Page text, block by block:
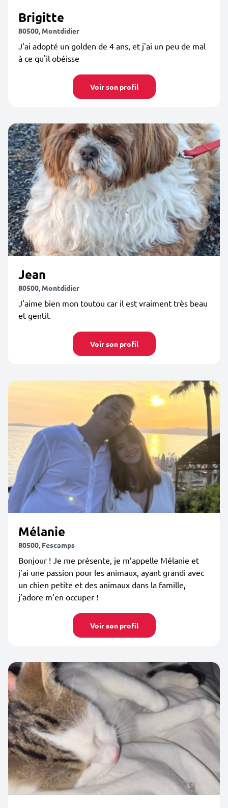
Brigitte
80500, Montdidier
J'ai adopté un golden de 4 ans, et j'ai un peu de mal
à ce qu'il obéisse
Voir son profil
Jean
80500, Montdidier
J'aime bien mon toutou car il est vraiment très beau
et gentil.
Voir son profil
Mélanie
80500, Fescamps
Bonjour ! Je me présente, je m’appelle Mélanie et
j’ai une passion pour les animaux, ayant grandi avec
un chien petite et des animaux dans la famille,
j’adore m’en occuper !
Voir son profil